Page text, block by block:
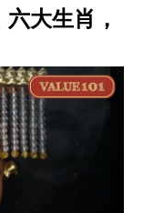
大生肖，